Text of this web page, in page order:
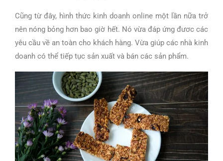
Cũng từ đây, hình thức kinh doanh online một lần nữa trở
nên nóng bỏng hơn bao giờ hết. Nó vừa đáp ứng đươc các
yêu cầu về an toàn cho khách hàng. Vừa giúp các nhà kinh
doanh có thể tiếp tục sản xuất và bán các sản phẩm.